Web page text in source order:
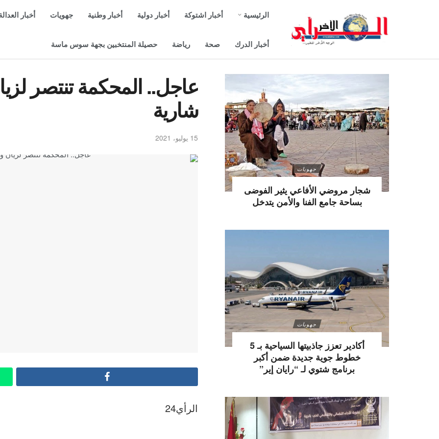
الرئيسية أخبار اشتوكة أخبار دولية أخبار وطنية جهويات أخبار
أخبار الدرك صحة رياضة حصيلة المنتخبين بجهة سوس ماسة
عاجل.. المحكمة تنتصر
شارية
15 يوليو، 2021
الرأي24
جهويات
شجار مروضي الأفاعي يثير الفوضى
بساحة جامع الفنا والأمن يتدخل
جهويات
أكادير تعزز جاذبيتها السياحية بـ 5
خطوط جوية جديدة ضمن أكبر
برنامج شتوي لـ “رايان إير”